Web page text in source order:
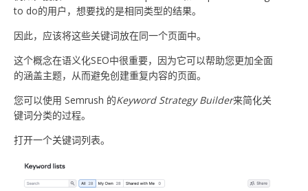
to do的用户，想要找的是相同类型的结果。
因此，应该将这些关键词放在同一个页面中。
这个概念在语义化SEO中很重要，因为它可以帮助您更加全面
的涵盖主题，从而避免创建重复内容的页面。
您可以使用 Semrush 的Keyword Strategy Builder来简化关
键词分类的过程。
打开一个关键词列表。